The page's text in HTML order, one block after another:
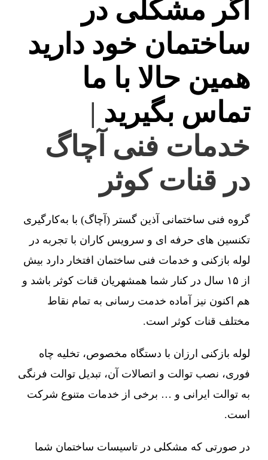
اگر مشکلی در
ساختمان خود دارید
همین حالا با ما
تماس بگیرید |
خدمات فنی آچاگ
در قنات کوثر
گروه فنی ساختمانی آذین گستر (آچاگ) با به‌کارگیری
تکنسین های حرفه ای و سرویس کاران با تجربه در
لوله بازکنی و خدمات فنی ساختمان افتخار دارد بیش
از ۱۵ سال در کنار شما همشهریان قنات کوثر باشد و
هم اکنون نیز آماده خدمت رسانی به تمام نقاط
مختلف قنات کوثر است.
لوله بازکنی ارزان با دستگاه مخصوص، تخلیه چاه
فوری، نصب توالت و اتصالات آن، تبدیل توالت فرنگی
به توالت ایرانی و … برخی از خدمات متنوع شرکت
است.
در صورتی که مشکلی در تاسیسات ساختمان شما